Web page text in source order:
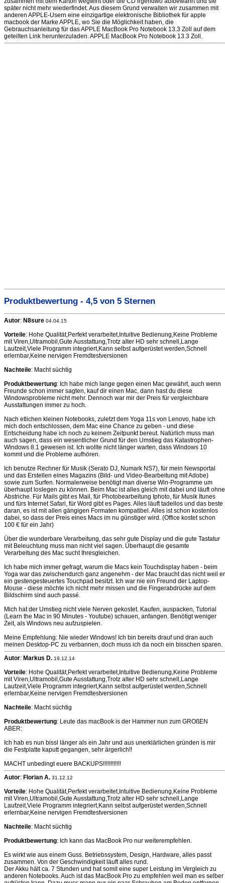
später nicht mehr wiederfindet. Aus diesem Grund verwalten wir zusammen mit
anderen APPLE-Usern eine einzigartige elektronische Bibliothek für apple
macbook der Marke APPLE, wo Sie die Möglichkeit haben, die
Gebrauchsanleitung für das APPLE MacBook Pro Notebook 13.3 Zoll auf dem
geteilten Link herunterzuladen. APPLE MacBook Pro Notebook 13.3 Zoll.
Produktbewertung - 4,5 von 5 Sternen
Autor: N8sure 04.04.15
Vorteile: Hohe Qualität,Perfekt verarbeitet,Intuitive Bedienung,Keine Probleme
mit Viren,Ultramobil,Gute Ausstattung,Trotz alter HD sehr schnell,Lange
Laufzeit,Viele Programm integriert,Kann selbst aufgerüstet werden,Schnell
erlernbar,Keine nervigen Fremdtestversionen
Nachteile: Macht süchtig
Produktbewertung: Ich habe mich lange gegen einen Mac gewährt, auch wenn
Freunde schon immer sagten, kauf dir einen Mac, dann hast du diese
Windowsprobleme nicht mehr. Dennoch war mir der Preis für vergleichbare
Ausstattungen immer zu hoch.
Nach etlichen kleinen Notebooks, zuletzt dem Yoga 11s von Lenovo, habe ich
mich doch entschlossen, dem Mac eine Chance zu geben - und diese
Entscheidung habe ich noch zu keinem Zeitpunkt bereut. Natürlich muss man
auch sagen, dass ein wesentlicher Grund für den Umstieg das Katastrophen-
Windows 8.1 gewesen ist. Ich wollte nicht länger warten, dass Windows 10
kommt und die Probleme aufhören.
Ich benutze Rechner für Musik (Serato DJ, Numark NS7), für mein Newsportal
und das Erstellen eines Magazins (Bild- und Video-Bearbeitung mit Adobe)
sowie zum Surfen. Normalerweise benötigt man diverse Win-Programme um
überhaupt loslegen zu können. Beim Mac ist alles gleich mit dabei und läuft ohne
Abstriche. Für Mails gibt es Mail, für Photobearbeitung Iphoto, für Musik Itunes
und fürs Internet Safari, für Word gibt es Pages. Alles läuft tadellos und das beste
daran, es ist mit allen gängigen Formaten kompatibel. Alles ist schon kostenlos
dabei, so dass der Preis eines Macs im nu günstiger wird. (Office kostet schon
100 € für ein Jahr)
Über die wunderbare Verarbeitung, das sehr gute Display und die gute Tastatur
mit Beleuchtung muss man nicht viel sagen. Überhaupt die gesamte
Verarbeitung des Mac sucht Ihresgleichen.
Ich habe mich immer gefragt, warum die Macs kein Touchdisplay haben - beim
Yoga war das zwischendurch ganz angenehm - der Mac braucht das nicht weil er
ein gestengesteuertes Touchpad besitzt. Ich war nie ein Freund der Laptop-
Mouse - diese möchte ich nicht mehr missen und die Fingerabdrücke auf dem
Bildschirm sind auch passé.
Mich hat der Umstieg nicht viele Nerven gekostet. Kaufen, auspacken, Tutorial
(Learn the Mac in 90 Minutes - Youtube) schauen, anfangen. Benötigt weniger
Zeit, als Windows neu aufzuspielen.
Meine Empfehlung: Nie wieder Windows! Ich bin bereits drauf und dran auch
meinen Desktop-PC zu verbannen, doch muss ich da noch ein bisschen sparen.
Autor: Markus D. 19.12.14
Vorteile: Hohe Qualität,Perfekt verarbeitet,Intuitive Bedienung,Keine Probleme
mit Viren,Ultramobil,Gute Ausstattung,Trotz alter HD sehr schnell,Lange
Laufzeit,Viele Programm integriert,Kann selbst aufgerüstet werden,Schnell
erlernbar,Keine nervigen Fremdtestversionen
Nachteile: Macht süchtig
Produktbewertung: Leute das macBook is der Hammer nun zum GROßEN
ABER:
Ich hab es nun bissl länger als ein Jahr und aus unerklärlichen gründen is mir
die Festplatte kaputt gegangen, sehr ärgerlich!!
MACHT unbedingt euere BACKUPS!!!!!!!!!!!!
Autor: Florian A. 31.12.12
Vorteile: Hohe Qualität,Perfekt verarbeitet,Intuitive Bedienung,Keine Probleme
mit Viren,Ultramobil,Gute Ausstattung,Trotz alter HD sehr schnell,Lange
Laufzeit,Viele Programm integriert,Kann selbst aufgerüstet werden,Schnell
erlernbar,Keine nervigen Fremdtestversionen
Nachteile: Macht süchtig
Produktbewertung: Ich kann das MacBook Pro nur weiterempfehlen.
Es wirkt wie aus einem Guss. Betriebssystem, Design, Hardware, alles passt
zusammen. Von der Geschwindigkeit läuft alles rund.
Der Akku hält ca. 7 Stunden und hat somit eine super Leistung im Vergleich zu
anderen Notebooks. Auch ist das MacBook Pro zu empfehlen weil man es selber